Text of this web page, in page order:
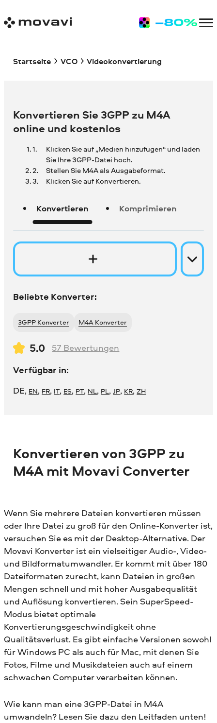
Startseite VCO Videokonvertierung
Konvertieren Sie 3GPP zu M4A
online und kostenlos
Klicken Sie auf „Medien hinzufügen“ und laden
Sie Ihre3GPP-Datei hoch.
Stellen Sie M4A als Ausgabeformat.
Klicken Sie auf Konvertieren.
Konvertieren Komprimieren
Beliebte Konverter:
3GPP Konverter M4A Konverter
5.0 57 Bewertungen
Verfügbar in:
DE, EN, FR, IT, ES, PT, NL, PL,JP, KR,ZH
Konvertieren von 3GPP zu
M4A mit Movavi Converter
Wenn Sie mehrere Dateien konvertieren müssen
oder Ihre Datei zu groß für den Online-Konverter ist,
versuchen Sie es mit der Desktop-Alternative. Der
Movavi Konverter ist ein vielseitiger Audio-, Video-
und Bildformatumwandler. Er kommt mit über 180
Dateiformaten zurecht, kann Dateien in großen
Mengen schnell und mit hoher Ausgabequalität
und Auflösung konvertieren. Sein SuperSpeed-
Modus bietet optimale
Konvertierungsgeschwindigkeit ohne
Qualitätsverlust. Es gibt einfache Versionen sowohl
für Windows PC als auch für Mac, mit denen Sie
Fotos, Filme und Musikdateien auch auf einem
schwachen Computer verarbeiten können.
Wie kann man eine 3GPP-Datei in M4A
umwandeln? Lesen Sie dazu den Leitfaden unten!